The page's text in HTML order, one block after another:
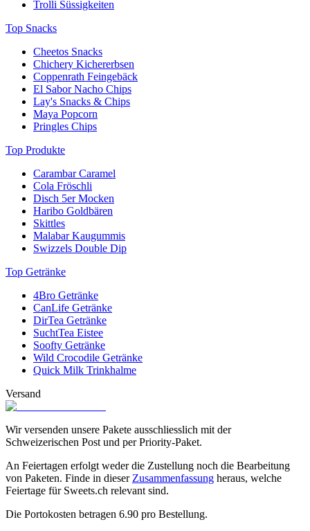
Trolli Süssigkeiten
Top Snacks
Cheetos Snacks
Chichery Kichererbsen
Coppenrath Feingebäck
El Sabor Nacho Chips
Lay's Snacks & Chips
Maya Popcorn
Pringles Chips
Top Produkte
Carambar Caramel
Cola Fröschli
Disch 5er Mocken
Haribo Goldbären
Skittles
Malabar Kaugummis
Swizzels Double Dip
Top Getränke
4Bro Getränke
CanLife Getränke
DirTea Getränke
SuchtTea Eistee
Soofty Getränke
Wild Crocodile Getränke
Quick Milk Trinkhalme
Versand
Wir versenden unsere Pakete ausschliesslich mit der
Schweizerischen Post und per Priority-Paket.
An Feiertagen erfolgt weder die Zustellung noch die Bearbeitung
von Paketen. Finde in dieser Zusammenfassung heraus, welche
Feiertage für Sweets.ch relevant sind.
Die Portokosten betragen 6.90 pro Bestellung.